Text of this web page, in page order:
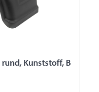
Kunststoff, B